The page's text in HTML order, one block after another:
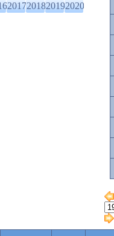
2017201820192020